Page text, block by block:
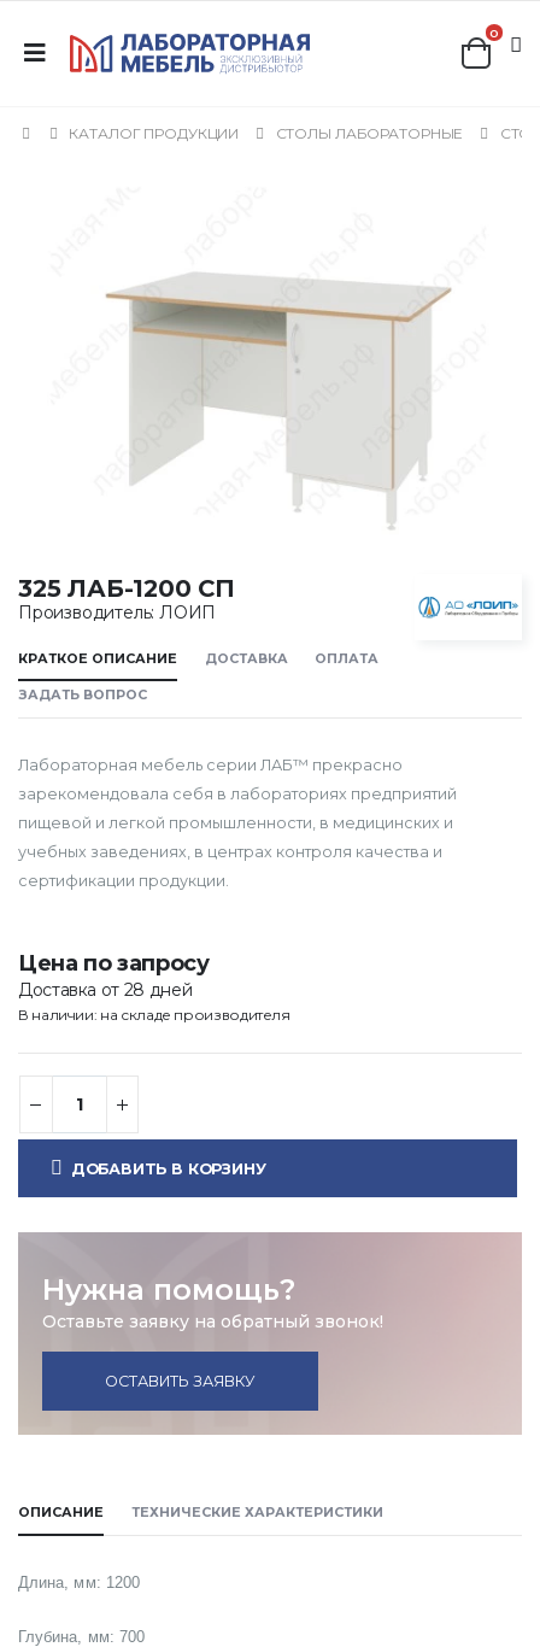
0
КАТАЛОГ ПРОДУКЦИИ СТОЛЫ ЛАБОРАТОРНЫЕ
325 ЛАБ-1200 СП
Производитель: ЛОИП
КРАТКОЕ ОПИСАНИЕ ДОСТАВКА ОПЛАТА
ЗАДАТЬ ВОПРОС
Лабораторная мебель серии ЛАБ™ прекрасно
зарекомендовала себя в лабораториях предприятий
пищевой и легкой промышленности, в медицинских и
учебных заведениях, в центрах контроля качества и
сертификации продукции.
Цена по запросу
Доставка от 28 дней
В наличии: на складе производителя
ДОБАВИТЬ В КОРЗИНУ
Нужна помощь?
Оставьте заявку на обратный звонок!
ОСТАВИТЬ ЗАЯВКУ
ОПИСАНИЕ ТЕХНИЧЕСКИЕ ХАРАКТЕРИСТИКИ
Длина, мм: 1200
Глубина, мм: 700